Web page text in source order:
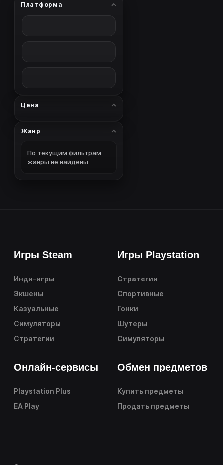
Платформа
Цена
Жанр
По текущим фильтрам
жанры не найдены
Игры Steam
Инди-игры
Экшены
Казуальные
Симуляторы
Стратегии
Игры Playstation
Стратегии
Спортивные
Гонки
Шутеры
Симуляторы
Онлайн-сервисы
Playstation Plus
EA Play
Обмен предметов
Купить предметы
Продать предметы